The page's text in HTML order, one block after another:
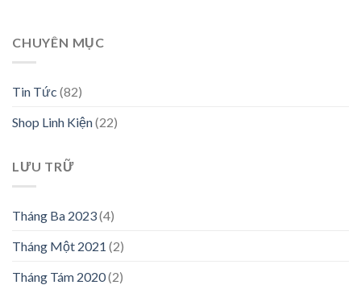
CHUYÊN MỤC
Tin Tức (82)
Shop Linh Kiện(22)
LƯU TRỮ
Tháng Ba 2023(4)
Tháng Một 2021 (2)
Tháng Tám 2020(2)